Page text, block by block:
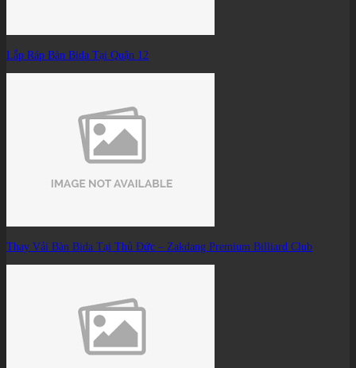
Lắp Ráp Bàn Bida Tại Quận 12
Thay Vải Bàn Bida Tại Thủ Đức – Zakdang Premium Billiard Club